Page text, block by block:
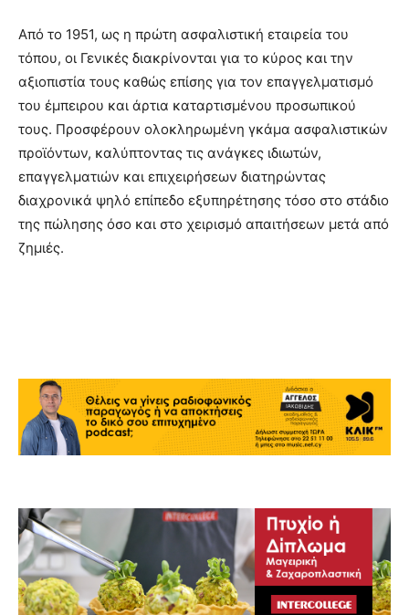
Από το 1951, ως η πρώτη ασφαλιστική εταιρεία του
τόπου, οι Γενικές διακρίνονται για το κύρος και την
αξιοπιστία τους καθώς επίσης για τον επαγγελματισμό
του έμπειρου και άρτια καταρτισμένου προσωπικού
τους. Προσφέρουν ολοκληρωμένη γκάμα ασφαλιστικών
προϊόντων, καλύπτοντας τις ανάγκες ιδιωτών,
επαγγελματιών και επιχειρήσεων διατηρώντας
διαχρονικά ψηλό επίπεδο εξυπηρέτησης τόσο στο στάδιο
της πώλησης όσο και στο χειρισμό απαιτήσεων μετά από
ζημιές.